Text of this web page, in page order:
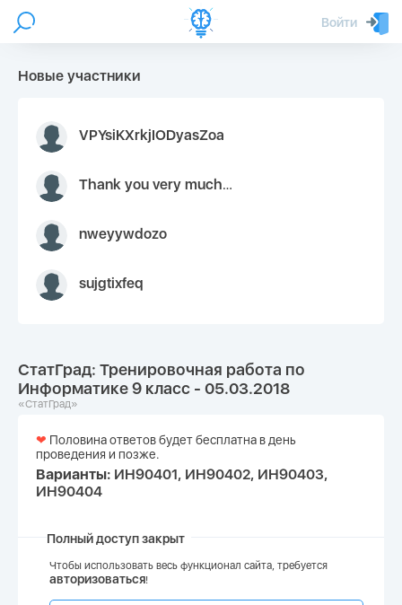
Войти
Новые участники
VPYsiKXrkjIODyasZoa
Thank you very much for your inquiry We appreciate you 9126052 https://youtube.com faceapple !
nweyywdozo
sujgtixfeq
СтатГрад: Тренировочная работа по
Информатике 9 класс - 05.03.2018
«СтатГрад»
❤ Половина ответов будет бесплатна в день
проведения и позже.
Варианты: ИН90401, ИН90402, ИН90403,
ИН90404
Полный доступ закрыт
Чтобы использовать весь функционал сайта, требуется
авторизоваться!